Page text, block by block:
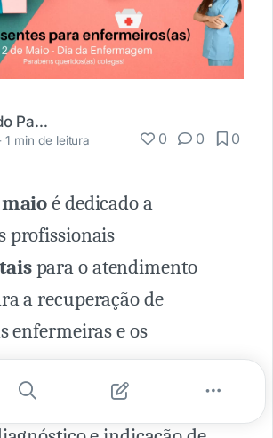
Eduardo Pavarino
1 min de leitura 0 0 0
maioé dedicado a
profissionais
para o atendimento
a recuperação de
enfermeiras e os
os médicos têm papel